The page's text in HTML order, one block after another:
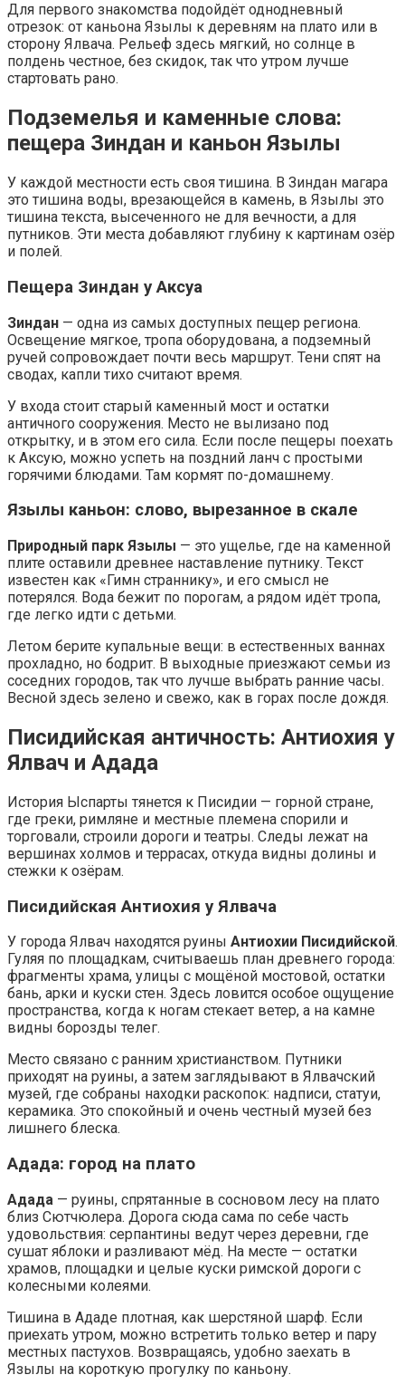
Для первого знакомства подойдёт однодневный
отрезок: от каньона Язылы к деревням на плато или в
сторону Ялвача. Рельеф здесь мягкий, но солнце в
полдень честное, без скидок, так что утром лучше
стартовать рано.
Подземелья и каменные слова:
пещера Зиндан и каньон Язылы
У каждой местности есть своя тишина. В Зиндан магаpа
это тишина воды, врезающейся в камень, в Язылы это
тишина текста, высеченного не для вечности, а для
путников. Эти места добавляют глубину к картинам озёр
и полей.
Пещера Зиндан у Аксуа
Зиндан — одна из самых доступных пещер региона.
Освещение мягкое, тропа оборудована, а подземный
ручей сопровождает почти весь маршрут. Тени спят на
сводах, капли тихо считают время.
У входа стоит старый каменный мост и остатки
античного сооружения. Место не вылизано под
открытку, и в этом его сила. Если после пещеры поехать
к Аксую, можно успеть на поздний ланч с простыми
горячими блюдами. Там кормят по-домашнему.
Язылы каньон: слово, вырезанное в скале
Природный парк Язылы — это ущелье, где на каменной
плите оставили древнее наставление путнику. Текст
известен как «Гимн страннику», и его смысл не
потерялся. Вода бежит по порогам, а рядом идёт тропа,
где легко идти с детьми.
Летом берите купальные вещи: в естественных ваннах
прохладно, но бодрит. В выходные приезжают семьи из
соседних городов, так что лучше выбрать ранние часы.
Весной здесь зелено и свежо, как в горах после дождя.
Писидийская античность: Антиохия у
Ялвач и Адада
История Ыспарты тянется к Писидии — горной стране,
где греки, римляне и местные племена спорили и
торговали, строили дороги и театры. Следы лежат на
вершинах холмов и террасах, откуда видны долины и
стежки к озёрам.
Писидийская Антиохия у Ялвача
У города Ялвач находятся руины Антиохии Писидийской.
Гуляя по площадкам, считываешь план древнего города:
фрагменты храма, улицы с мощёной мостовой, остатки
бань, арки и куски стен. Здесь ловится особое ощущение
пространства, когда к ногам стекает ветер, а на камне
видны борозды телег.
Место связано с ранним христианством. Путники
приходят на руины, а затем заглядывают в Ялвачский
музей, где собраны находки раскопок: надписи, статуи,
керамика. Это спокойный и очень честный музей без
лишнего блеска.
Адада: город на плато
Адада — руины, спрятанные в сосновом лесу на плато
близ Сютчюлера. Дорога сюда сама по себе часть
удовольствия: серпантины ведут через деревни, где
сушат яблоки и разливают мёд. На месте — остатки
храмов, площадки и целые куски римской дороги с
колесными колеями.
Тишина в Ададе плотная, как шерстяной шарф. Если
приехать утром, можно встретить только ветер и пару
местных пастухов. Возвращаясь, удобно заехать в
Язылы на короткую прогулку по каньону.